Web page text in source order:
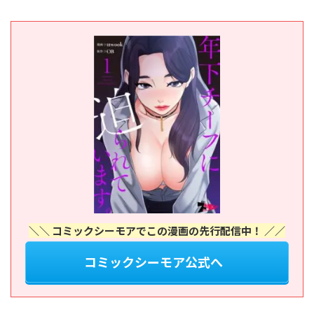
＼＼ コミックシーモアでこの漫画の先行配信中！ ／／
コミックシーモア公式へ